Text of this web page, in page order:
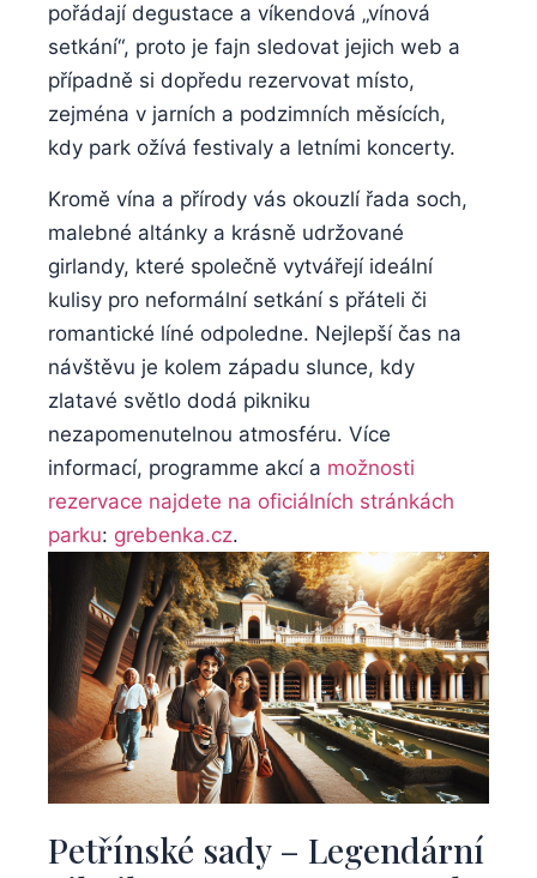
pořádají degustace a ⁣víkendová‌ „vínová
‌setkání“, proto je fajn sledovat jejich web⁢ a
případně si dopředu rezervovat místo,
‍zejména ​v jarních a⁣ podzimních‌ měsících,
kdy park​ ožívá ⁢festivaly a letními koncerty.
Kromě vína a přírody vás okouzlí řada soch,​
malebné altánky a krásně‌ udržované
girlandy, ⁣které⁢ společně vytvářejí ideální
kulisy⁣ pro ​neformální setkání s přáteli či
romantické líné odpoledne. Nejlepší čas na
návštěvu je kolem západu slunce, ⁢kdy⁣
zlatavé‌ světlo dodá ⁢pikniku
nezapomenutelnou atmosféru. Více​
informací, programme akcí ​a ‍ možnosti‍
rezervace najdete⁣ na oficiálních stránkách
parku: grebenka.cz.
Petřínské⁤ sady – Legendární